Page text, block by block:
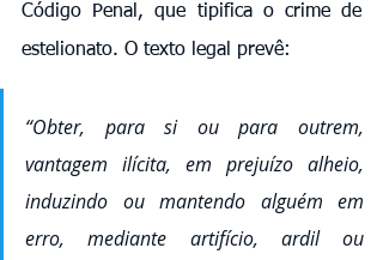
Código Penal, que tipifica o crime de
estelionato. O texto legal prevê:
“Obter, para si ou para outrem,
vantagem ilícita, em prejuízo alheio,
induzindo ou mantendo alguém em
erro, mediante artifício, ardil ou